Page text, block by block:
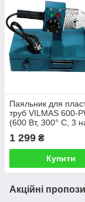
Паяльник для
труб VILMAS 600-
(600 Вт, 300° C, 3
20/25/32 мм)
1 299 ₴
Купити
Акційні